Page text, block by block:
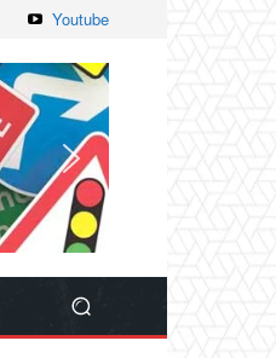
Youtube